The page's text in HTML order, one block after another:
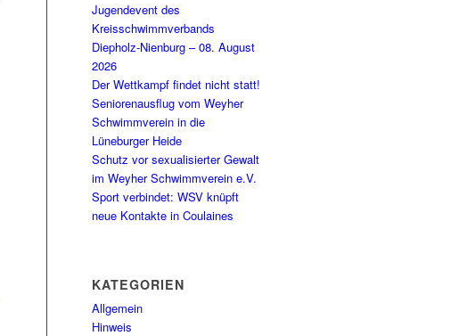
Jugendevent des
Kreisschwimmverbands
Diepholz-Nienburg – 08. August
2026
Der Wettkampf findet nicht statt!
Seniorenausflug vom Weyher
Schwimmverein in die
Lüneburger Heide
Schutz vor sexualisierter Gewalt
im Weyher Schwimmverein e.V.
Sport verbindet: WSV knüpft
neue Kontakte in Coulaines
KATEGORIEN
Allgemein
Hinweis